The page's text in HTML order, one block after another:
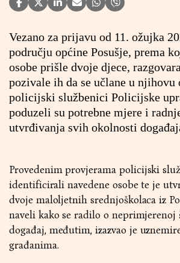
Vezano za prijavu od 11. ožujka
području općine Posušje, prema
osobe prišle dvoje djece,
pozivale ih da se učlane u njihovu
policijski službenici Policijske
poduzeli su potrebne mjere i
utvrđivanja svih okolnosti
Provedenim provjerama policijski
identificirali navedene osobe te je
dvoje maloljetnih srednjoškolaca iz
naveli kako se radilo o neprimjerenoj
događaj, međutim, izazvao je
građanima.